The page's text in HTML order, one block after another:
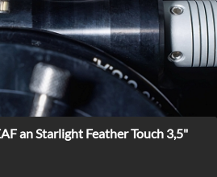
an Starlight Feather Touch 3,5"